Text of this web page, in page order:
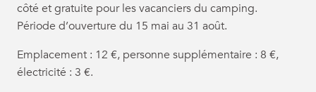
côté et gratuite pour les vacanciers du camping.
Période d’ouverture du 15 mai au 31 août.
Emplacement : 12 €, personne supplémentaire : 8 €,
électricité : 3 €.